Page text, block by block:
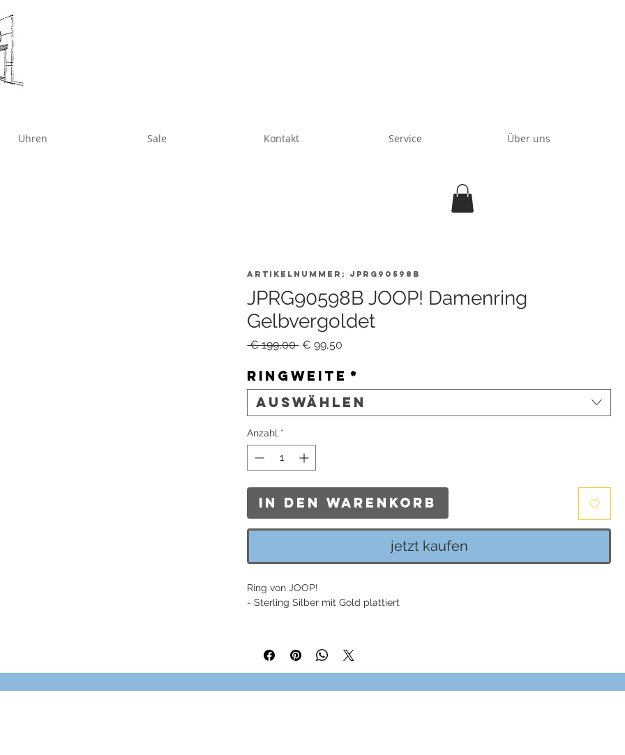
Uhren Sale Kontakt Service Über uns
Artikelnummer: JPRG90598B
JPRG90598B JOOP! Damenring
Gelbvergoldet
€ 199,00 Standardpreis
€ 99,50
Ringweite *
Auswählen
Anzahl *
In den Warenkorb
jetzt kaufen
Ring von JOOP!
- Sterling Silber mit Gold plattiert